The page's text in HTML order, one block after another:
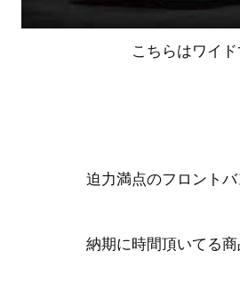
こちらはワイ
迫力満点のフロントバ
納期に時間頂いてる商